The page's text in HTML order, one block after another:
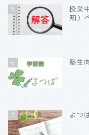
5
授業
知）
6 塾生
7 よつ